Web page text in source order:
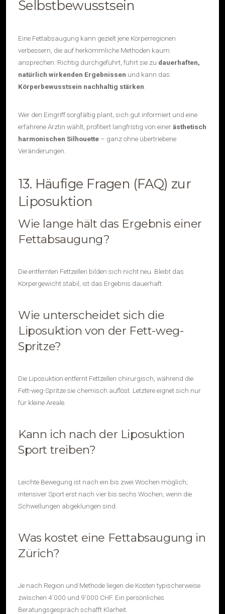
Selbstbewusstsein
Eine Fettabsaugung kann gezielt jene Körperregionen
verbessern, die auf herkömmliche Methoden kaum
ansprechen. Richtig durchgeführt, führt sie zu dauerhaften,
natürlich wirkenden Ergebnissen und kann das
Körperbewusstsein nachhaltig stärken
Wer den Eingriff sorgfältig plant, sich gut informiert und eine
erfahrene Ärztin wählt, profitiert langfristig von einerästhetisch
harmonischen Silhouette – ganz ohne übertriebene
Veränderungen.
13. Häufige Fragen (FAQ) zur
Liposuktion
Wie lange hält das Ergebnis einer
Fettabsaugung?
Die entfernten Fettzellen bilden sich nicht neu. Bleibt das
Körpergewicht stabil, ist das Ergebnis dauerhaft.
Wie unterscheidet sich die
Liposuktion von der Fett-weg-
Spritze?
Die Liposuktion entfernt Fettzellen chirurgisch, während die
Fett-weg-Spritze sie chemisch auflöst. Letztere eignet sich nur
für kleine Areale.
Kann ich nach der Liposuktion
Sport treiben?
Leichte Bewegung ist nach ein bis zwei Wochen möglich;
intensiver Sport erst nach vier bis sechs Wochen, wenn die
Schwellungen abgeklungen sind.
Was kostet eine Fettabsaugung in
Zürich?
Je nach Region und Methode liegen die Kosten typischerweise
zwischen 4’000 und 9’000 CHF. Ein persönliches
Beratungsgespräch schafft Klarheit.